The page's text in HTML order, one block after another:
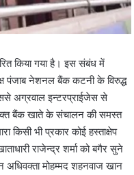
किया गया है। इस संबंध में
पंजाब नेशनल बैंक कटनी के विरुद्ध
अग्रवाल इन्टरप्राईजेस से
उक्त बैंक खाते के संचालन की समस्त
किसी भी प्रकार कोई हस्ताक्षेप
राजेन्द्र शर्मा को बगैर सुने
अधिवक्ता मोहम्मद शहनवाज खान